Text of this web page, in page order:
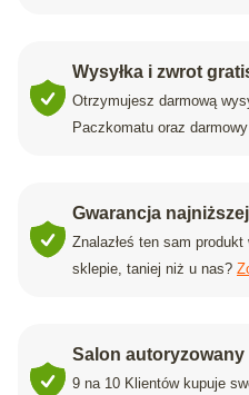
Wysyłka i zwrot
Otrzymujesz darmową
Paczkomatu oraz
Gwarancja
Znalazłeś ten sam
sklepie, taniej niż u nas?
Salon autoryzowany
9 na 10 Klientów kupuje